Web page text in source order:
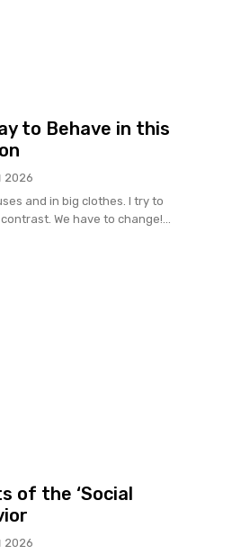
to Behave in this
2026
and in big clothes. I try to
We have to change!...
of the ‘Social
2026